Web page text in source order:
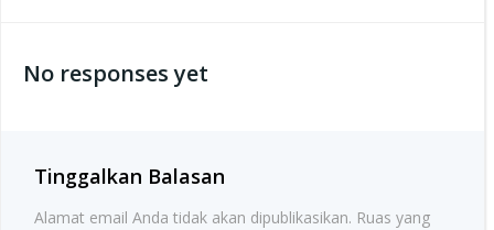
navigation
No responses yet
Tinggalkan Balasan
Alamat email Anda tidak akan dipublikasikan. Ruas yang